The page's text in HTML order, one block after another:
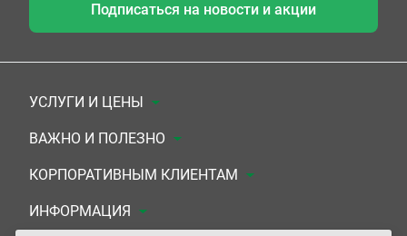
Подписаться на новости и акции
УСЛУГИ И ЦЕНЫ
Анализы
Комплексы
УЗИ
ВАЖНО И ПОЛЕЗНО
Документы для заключения договора
Система скидок
КОРПОРАТИВНЫМ КЛИЕНТАМ
Медицинским организациям
ИНФОРМАЦИЯ